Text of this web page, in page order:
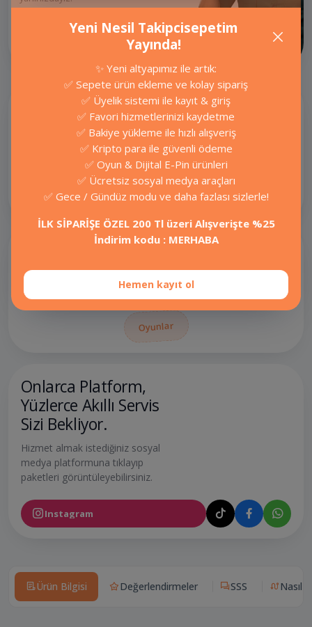
Ücretsiz araçlarımızla hemen
ücretsiz takipçi, bedava beğeni ve
izlenme kazanın.
Ücretsiz Araçlar
E-pin hizmetlerinde güvenilir ve hızlı
Oyunlar
Onlarca Platform,
Yüzlerce Akıllı Servis
Sizi Bekliyor.
Hizmet almak istediğiniz sosyal
medya platformuna tıklayıp
paketleri görüntüleyebilirsiniz.
Instagram
Ürün Bilgisi Değerlendirmeler SSS Nasıl
Yeni Nesil Takipcisepetim
Yayında!
✨ Yeni altyapımız ile artık:
✅ Sepete ürün ekleme ve kolay sipariş
✅ Üyelik sistemi ile kayıt & giriş
✅ Favori hizmetlerinizi kaydetme
✅ Bakiye yükleme ile hızlı alışveriş
✅ Kripto para ile güvenli ödeme
✅ Oyun & Dijital E-Pin ürünleri
✅ Ücretsiz sosyal medya araçları
✅ Gece / Gündüz modu ve daha fazlası sizlerle!
İLK SİPARİŞE ÖZEL 200 Tl üzeri Alışverişte %25
İndirim kodu : MERHABA
Hemen kayıt ol